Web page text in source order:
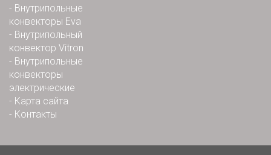
- Внутрипольные
конвекторы Eva
- Внутрипольный
конвектор Vitron
- Внутрипольные
конвекторы
электрические
- Карта сайта
- Контакты